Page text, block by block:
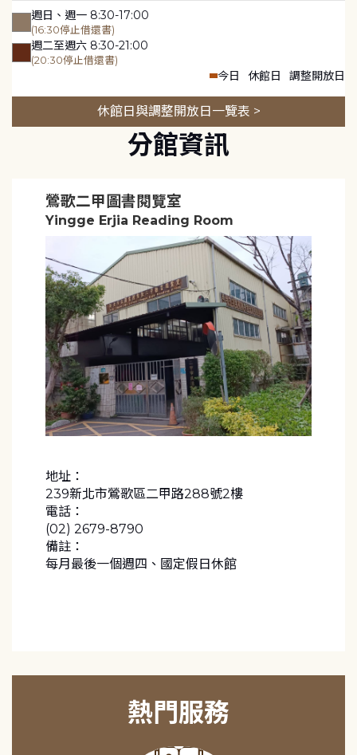
週日、週一 8:30-17:00
(16:30停止借還書)
週二至週六 8:30-21:00
(20:30停止借還書)
今日 休館日 調整開放日
休館日與調整開放日一覽表 >
分館資訊
鶯歌二甲圖書閱覽室
Yingge Erjia Reading Room
地址：
239新北市鶯歌區二甲路288號2樓
電話：
(02) 2679-8790
備註：
每月最後一個週四、國定假日休館
熱門服務